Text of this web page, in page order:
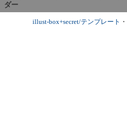
ダー
illust-box+secret/テンプレート ・